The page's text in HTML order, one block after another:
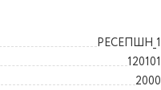
РЕСЕПШН_1
120101
2000